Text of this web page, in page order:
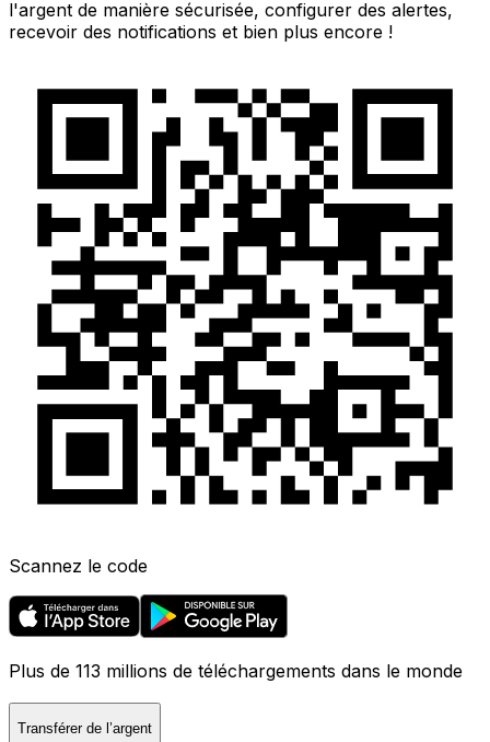
l'argent de manière sécurisée, configurer des alertes,
recevoir des notifications et bien plus encore !
Scannez le code
Plus de 113 millions de téléchargements dans le monde
Transférer de l’argent